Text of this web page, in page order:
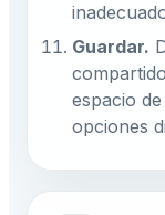
Guardar.
espacio
opciones